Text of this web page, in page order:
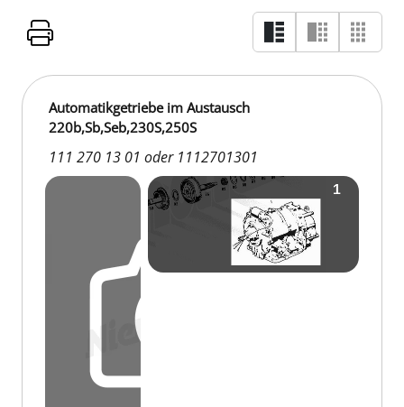
Automatikgetriebe im Austausch
220b,Sb,Seb,230S,250S
111 270 13 01 oder 1112701301